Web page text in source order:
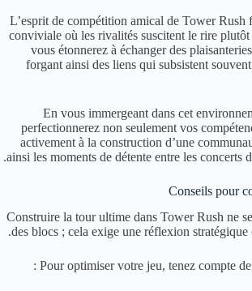
L’esprit de compétition amical de Tower Rush
conviviale où les rivalités suscitent le rire plutôt
vous étonnerez à échanger des
forgant ainsi des liens qui subsistent
En vous immergeant dans cet
perfectionnerez non seulement vos
activement à la construction d’une
ainsi les moments de détente entre les concerts
Conseils pour
Construire la tour ultime dans Tower Rush ne
des blocs ; cela exige une réflexion stratégique
Pour optimiser votre jeu, tenez compte de